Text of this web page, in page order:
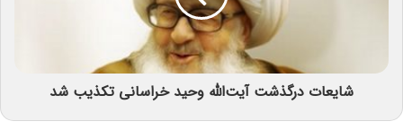
شایعات درگذشت آیت‌الله وحید خراسانی تکذیب شد